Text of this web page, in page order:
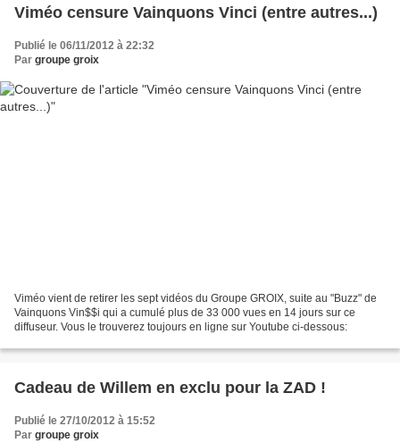
Viméo censure Vainquons Vinci (entre autres...)
Publié le 06/11/2012 à 22:32
Par groupe groix
Viméo vient de retirer les sept vidéos du Groupe GROIX, suite au "Buzz" de
Vainquons Vin$$i qui a cumulé plus de 33 000 vues en 14 jours sur ce
diffuseur. Vous le trouverez toujours en ligne sur Youtube ci-dessous:
Cadeau de Willem en exclu pour la ZAD !
Publié le 27/10/2012 à 15:52
Par groupe groix